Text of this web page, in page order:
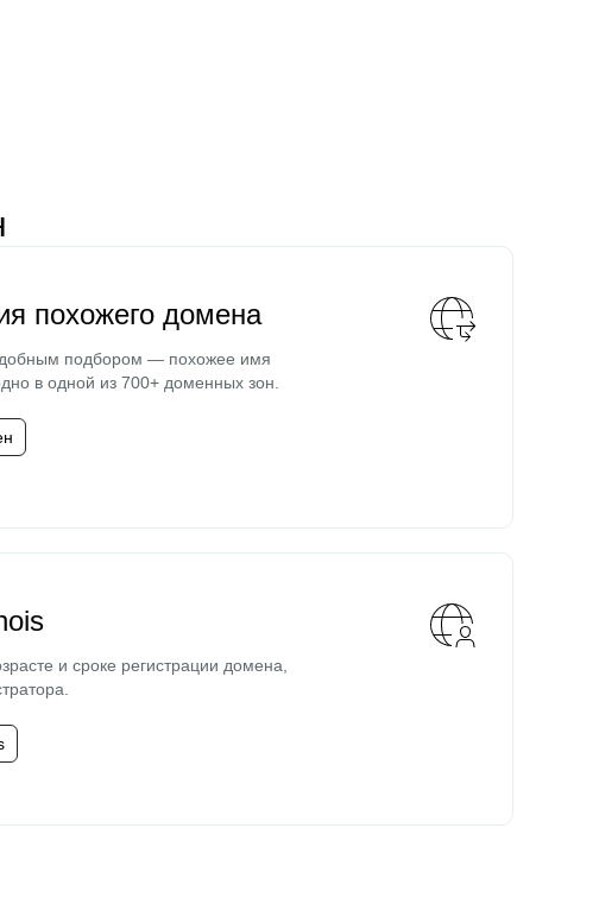
похожего домена
подбором — похожее имя
в одной из 700+ доменных зон.
и сроке регистрации домена,